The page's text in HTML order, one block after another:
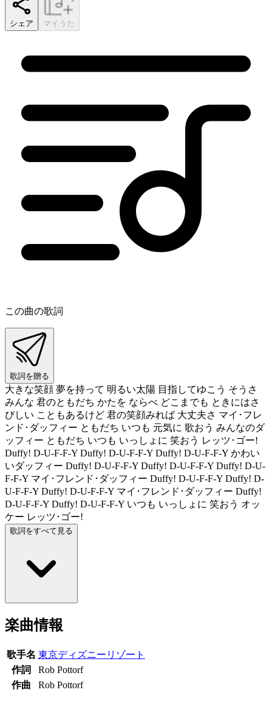
シェア マイうた
この曲の歌詞
歌詞を贈る
大きな笑顔 夢を持って 明るい太陽 目指してゆこう そうさ
みんな 君のともだち かたを ならべ どこまでも ときにはさ
びしい こともあるけど 君の笑顔みれば 大丈夫さ マイ･フレ
ンド･ダッフィー ともだち いつも 元気に 歌おう みんなのダ
ッフィー ともだち いつも いっしょに 笑おう レッツ･ゴー!
Duffy! D-U-F-F-Y Duffy! D-U-F-F-Y Duffy! D-U-F-F-Y かわい
いダッフィー Duffy! D-U-F-F-Y Duffy! D-U-F-F-Y Duffy! D-U-
F-F-Y マイ･フレンド･ダッフィー Duffy! D-U-F-F-Y Duffy! D-
U-F-F-Y Duffy! D-U-F-F-Y マイ･フレンド･ダッフィー Duffy!
D-U-F-F-Y Duffy! D-U-F-F-Y いつも いっしょに 笑おう オッ
ケー レッツ･ゴー!
歌詞をすべて見る
楽曲情報
歌手名 東京ディズニーリゾート
作詞
Rob Pottorf
作曲
Rob Pottorf